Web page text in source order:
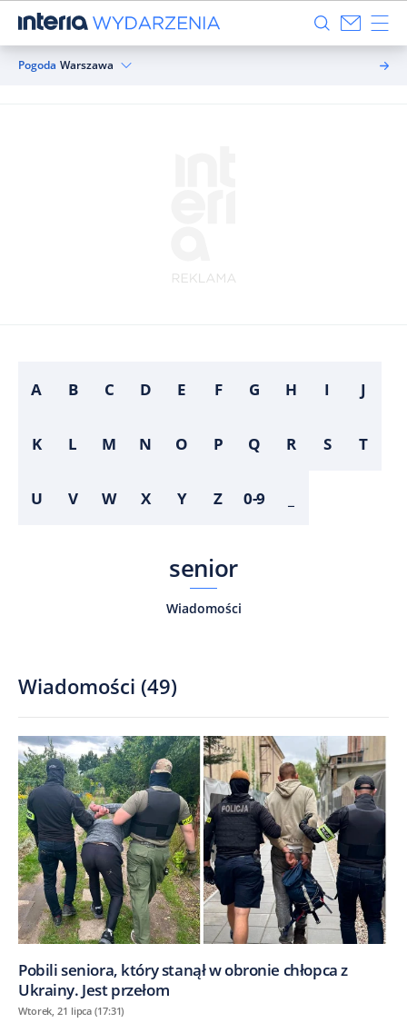
Pogoda Warszawa
A B C D E F G H I J
K L M N O P Q R S T
U V W X Y Z 0-9
senior
Wiadomości
Wiadomości (49)
Pobili seniora, który stanął w obronie chłopca z
Ukrainy. Jest przełom
Wtorek, 21 lipca (17:31)